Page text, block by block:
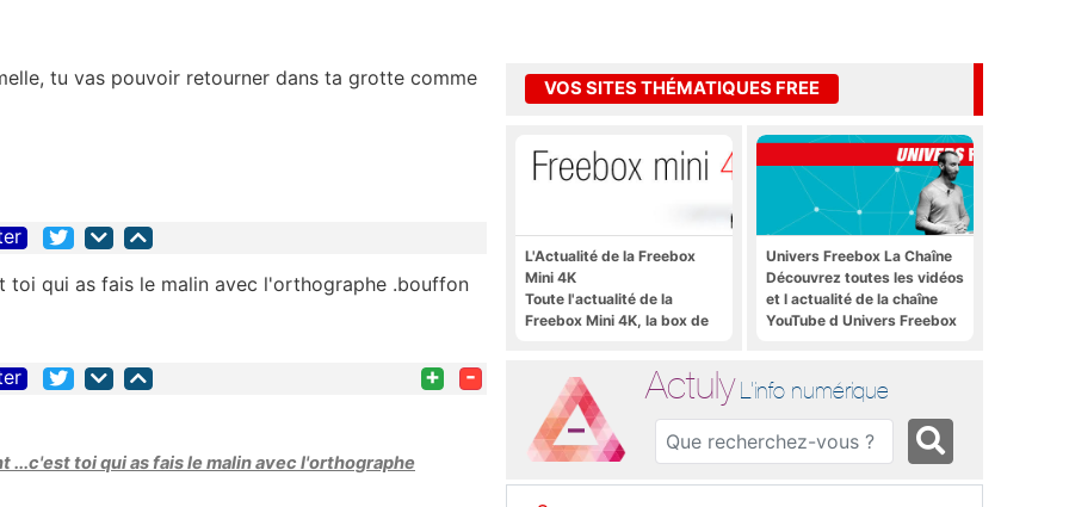
tu vas pouvoir retourner dans ta grotte comme
toi qui as fais le malin avec l'orthographe .bouffon
+ -
...c'est toi qui as fais le malin avec l'orthographe
VOS SITES THÉMATIQUES FREE
L'Actualité de la Freebox
Mini 4K
Toute l'actualité de la
Freebox Mini 4K, la box de
Univers Freebox La Chaîne
Découvrez toutes les vidéos
et l actualité de la chaîne
YouTube d Univers Freebox
Actuly L'info numérique